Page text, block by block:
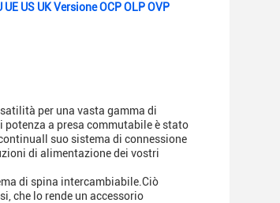
US UK Versione OCP OLP OVP
per una vasta gamma di
a presa commutabile è stato
suo sistema di connessione
di alimentazione dei vostri
di spina intercambiabile.Ciò
che lo rende un accessorio